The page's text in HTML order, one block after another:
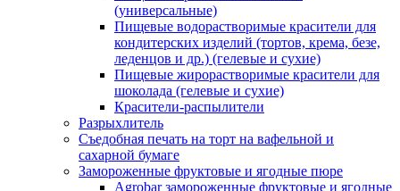
(универсальные)
Пищевые водорастворимые красители для
кондитерских изделий (тортов, крема, безе,
леденцов и др.) (гелевые и сухие)
Пищевые жирорастворимые красители для
шоколада (гелевые и сухие)
Красители-распылители
Разрыхлитель
Съедобная печать на торт на вафельной и
сахарной бумаге
Замороженные фруктовые и ягодные пюре
Agrobar замороженные фруктовые и ягодные